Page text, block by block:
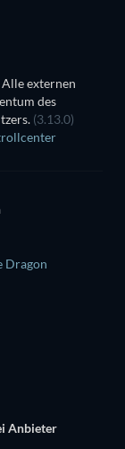
externen
des
(3.13.0)
Dragon
Anbieter